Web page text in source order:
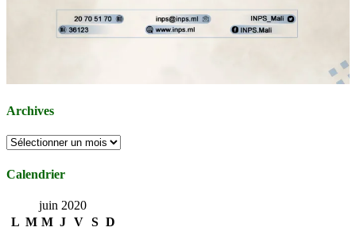
Archives
Archives
Calendrier
juin 2020
L M M J V S D